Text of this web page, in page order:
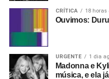
CRÍTICA 18 horas
Ouvimos:
URGENTE 1 dia
Madonna e
música, e ela